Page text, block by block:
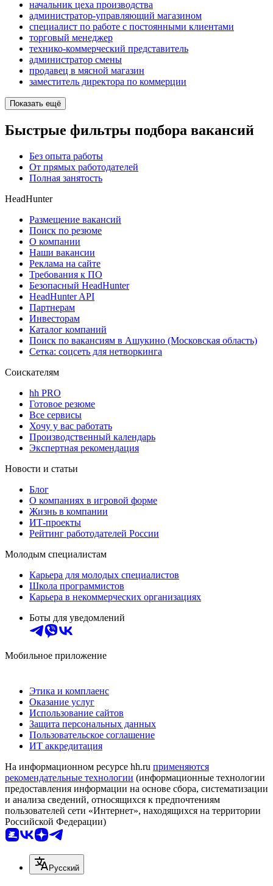
начальник цеха производства
администратор-управляющий магазином
специалист по работе с постоянными клиентами
торговый менеджер
технико-коммерческий представитель
администратор смены
продавец в мясной магазин
заместитель директора по коммерции
Показать ещё
Быстрые фильтры подбора вакансий
Без опыта работы
От прямых работодателей
Полная занятость
HeadHunter
Размещение вакансий
Поиск по резюме
О компании
Наши вакансии
Реклама на сайте
Требования к ПО
Безопасный HeadHunter
HeadHunter API
Партнерам
Инвесторам
Каталог компаний
Поиск по вакансиям в Ашукино (Московская область)
Сетка: соцсеть для нетворкинга
Соискателям
hh PRO
Готовое резюме
Все сервисы
Хочу у вас работать
Производственный календарь
Экспертная рекомендация
Новости и статьи
Блог
О компаниях в игровой форме
Жизнь в компании
ИТ-проекты
Рейтинг работодателей России
Молодым специалистам
Карьера для молодых специалистов
Школа программистов
Карьера в некоммерческих организациях
Боты для уведомлений
Мобильное приложение
Этика и комплаенс
Оказание услуг
Использование сайтов
Защита персональных данных
Пользовательское соглашение
ИТ аккредитация
На информационном ресурсе hh.ru применяются
рекомендательные технологии (информационные технологии
предоставления информации на основе сбора, систематизации
и анализа сведений, относящихся к предпочтениям
пользователей сети «Интернет», находящихся на территории
Российской Федерации)
Русский